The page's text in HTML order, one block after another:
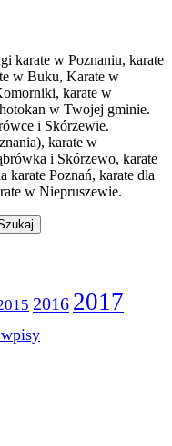
karate w Poznaniu, karate
w Buku, Karate w
karate w
w Twojej gminie.
i Skórzewie.
karate w
i Skórzewo, karate
karate Poznań, karate dla
w Niepruszewie.
2016 2017